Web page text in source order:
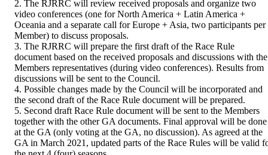
2. The RJRRC will review received proposals and organize two
video conferences (one for North America + Latin America +
Oceania and a separate call for Europe + Asia, two participants per
Member) to discuss proposals.
3. The RJRRC will prepare the first draft of the Race Rule
document based on the received proposals and discussions with the
Members representatives (during video conferences). Results from
discussions will be sent to the Council.
4. Possible changes made by the Council will be incorporated and
the second draft of the Race Rule document will be prepared.
5. Second draft Race Rule document will be sent to the Members
together with the other GA documents. Final approval will be done
at the GA (only voting at the GA, no discussion). As agreed at the
GA in March 2021, updated parts of the Race Rules will be valid